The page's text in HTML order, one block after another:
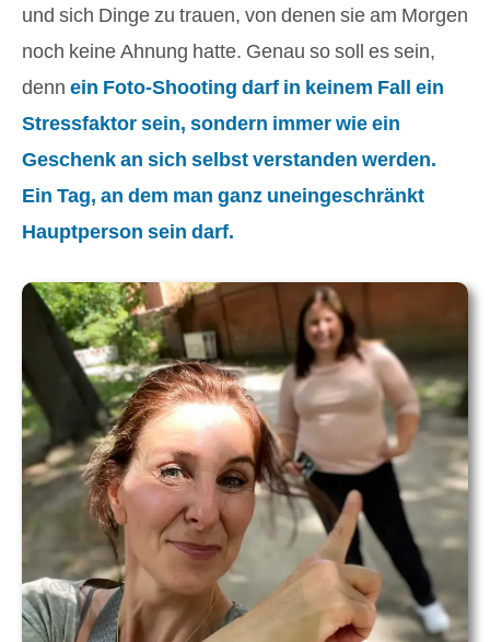
und sich Dinge zu trauen, von denen sie am Morgen
noch keine Ahnung hatte. Genau so soll es sein,
denn ein Foto-Shooting darf in keinem Fall ein
Stressfaktor sein, sondern immer wie ein
Geschenk an sich selbst verstanden werden.
Ein Tag, an dem man ganz uneingeschränkt
Hauptperson sein darf.